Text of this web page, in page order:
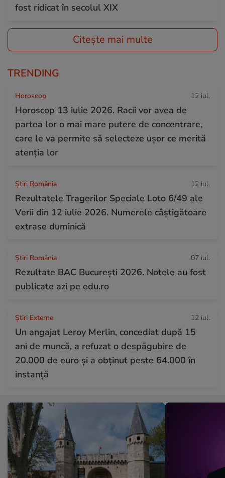
fost ridicat în secolul XIX
Citește mai multe
TRENDING
Horoscop 12 iul.
Horoscop 13 iulie 2026. Racii vor avea de
partea lor o mai mare putere de concentrare,
care le va permite să selecteze ușor ce merită
atenția lor
Știri România 12 iul.
Rezultatele Tragerilor Speciale Loto 6/49 ale
Verii din 12 iulie 2026. Numerele câștigătoare
extrase duminică
Știri România 07 iul.
Rezultate BAC București 2026. Notele au fost
publicate azi pe edu.ro
Știri Externe 12 iul.
Un angajat Leroy Merlin, concediat după 15
ani de muncă, a refuzat o despăgubire de
20.000 de euro și a obținut peste 64.000 în
instanță